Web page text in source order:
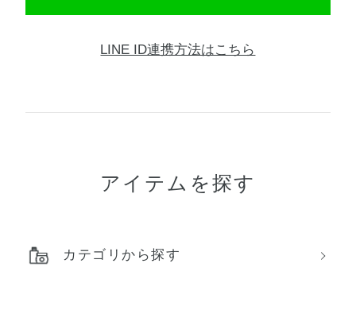
LINE ID連携方法はこちら
アイテムを探す
カテゴリから探す